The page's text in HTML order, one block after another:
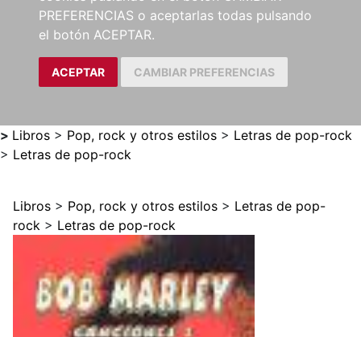
PREFERENCIAS o aceptarlas todas pulsando
el botón ACEPTAR.
ACEPTAR CAMBIAR PREFERENCIAS
> Libros > Pop, rock y otros estilos > Letras de pop-rock
> Letras de pop-rock
Libros > Pop, rock y otros estilos > Letras de pop-
rock > Letras de pop-rock